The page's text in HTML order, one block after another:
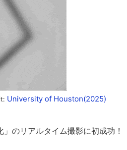
University of Houston(2025)
のリアルタイム撮影に初成功！